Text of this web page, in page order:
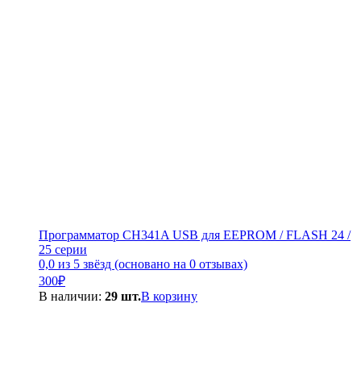
Программатор CH341A USB для EEPROM / FLASH 24 /
25 серии
0,0 из 5 звёзд (основано на 0 отзывах)
300₽
В наличии: 29 шт.В корзину